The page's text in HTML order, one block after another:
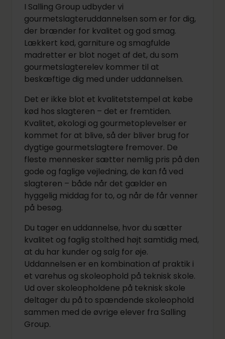
I Salling Group udbyder vi
gourmetslagteruddannelsen som er for dig,
der brænder for kvalitet og god smag.
Lækkert kød, garniture og smagfulde
madretter er blot noget af det, du som
gourmetslagterelev kommer til at
beskæftige dig med under uddannelsen.
Det er ikke blot et kvalitetstempel at købe
kød hos slagteren – det er fremtiden.
Kvalitet, økologi og gourmetoplevelser er
kommet for at blive, så der bliver brug for
dygtige gourmetslagtere fremover. De
fleste mennesker sætter nemlig pris på den
gode og faglige vejledning, de kan få ved
slagteren – både når det gælder en
hyggelig middag for to, og når de får venner
på besøg.
Du tager en uddannelse, hvor du sætter
kvalitet og faglig stolthed højt samtidig med,
at du har kunder og salg for øje.
Uddannelsen er en kombination af praktik i
et varehus og skoleophold på teknisk skole.
Ud over skoleopholdene på teknisk skole
deltager du på to spændende skoleophold
sammen med de øvrige elever fra Salling
Group.